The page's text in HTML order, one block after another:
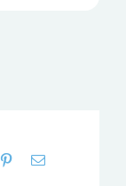
Pinterest
E-